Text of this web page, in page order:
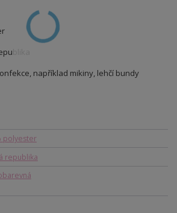
například mikiny, lehčí bundy
polyester
republika